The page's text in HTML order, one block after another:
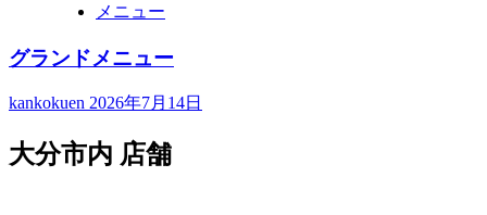
メニュー
グランドメニュー
kankokuen 2026年7月14日
大分市内 店舗